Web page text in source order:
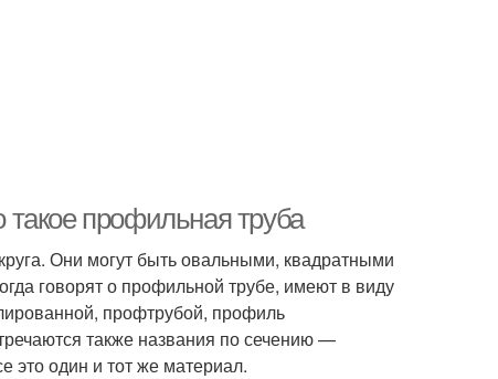
профильная труба
Они могут быть овальными, квадратными
говорят о профильной трубе, имеют в виду
профтрубой, профиль
также названия по сечению —
это один и тот же материал.